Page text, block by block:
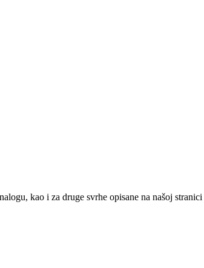
kao i za druge svrhe opisane na našoj stranici